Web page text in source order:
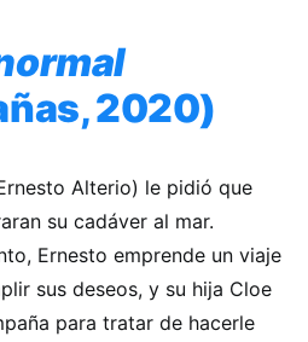
2020)
Alterio) le pidió que
su cadáver al mar.
Ernesto emprende un viaje
sus deseos, y su hija Cloe
para tratar de hacerle